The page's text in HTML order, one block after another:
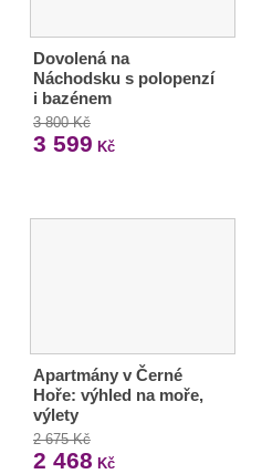
Dovolená na
Náchodsku s polopenzí
i bazénem
3 800 Kč
3 599 Kč
Apartmány v Černé
Hoře: výhled na moře,
výlety
2 675 Kč
2 468 Kč